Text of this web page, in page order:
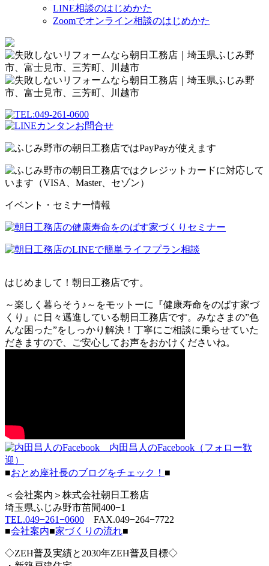
LINE相談のはじめかた
Zoomでオンライン相談のはじめかた
イベント・セミナー情報
はじめまして！朝日工務店です。
～楽しく暮らそう♪～をモットーに『健康寿命をのばす家づ
くり』に日々邁進している朝日工務店です。みなさまの”色
んな困った”をしっかり解決！丁寧にご相談に乗らせていた
だきますので、ご安心してお声をおかけくださいね。
内田昌人のFacebook（フォロー歓
迎）
■おとめ座社長のブログをチェック！ ■
＜会社案内＞株式会社朝日工務店
埼玉県ふじみ野市苗間400−1
TEL.049−261−0600 FAX.049−264−7722
■会社案内■家づくりの流れ■
◇ZEH普及実績と2030年ZEH普及目標◇